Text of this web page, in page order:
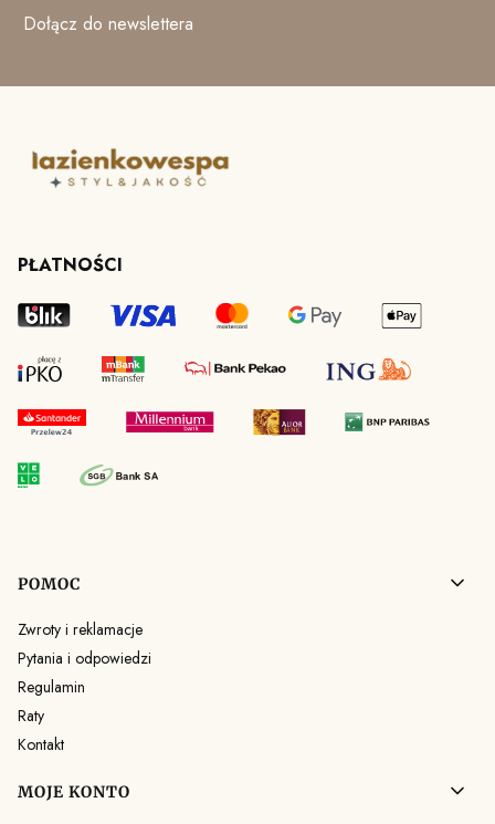
Dołącz do newslettera
PŁATNOŚCI
Linki w stopce
POMOC
Zwroty i reklamacje
Pytania i odpowiedzi
Regulamin
Raty
Kontakt
MOJE KONTO